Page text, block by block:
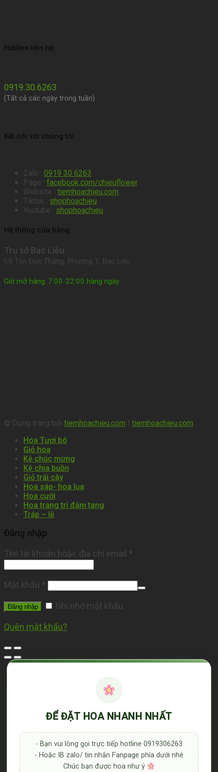
Hotline liên hệ:
0919.30.6263
(Tất cả các ngày trong tuần)
Kết nối với chúng tôi
Zalo : 0919 30 6263.
Page : facebook.com/chieuflower.
Website : tiemhoachieu.com.
Tiktok : shophoachieu
Youtube : shophoachieu
Hệ thống cửa hàng
Trụ sở Bạc Liêu
69 Tôn Đức Thắng, Phường 1, Bạc Liêu
Giờ mở hàng: 7:00-22:00 hàng ngày
© Dựng trang bởi tiemhoachieu.com | tiemhoachieu.com
Hoa Tươi bó
Giỏ hoa
Kệ chúc mừng
Kệ chia buồn
Giỏ trái cây
Hoa sáp- hoa lụa
Hoa cưới
Hoa trang trí đám tang
Tráp – lễ
Đăng nhập
Tên tài khoản hoặc địa chỉ email *
Mật khẩu *
Đăng nhập Ghi nhớ mật khẩu
Quên mật khẩu?
ĐỂ ĐẶT HOA NHANH NHẤT
- Bạn vui lòng gọi trực tiếp hotline 0919306263
- Hoặc IB zalo/ tin nhắn Fanpage phía dưới nhé
Chúc bạn được hoa như ý